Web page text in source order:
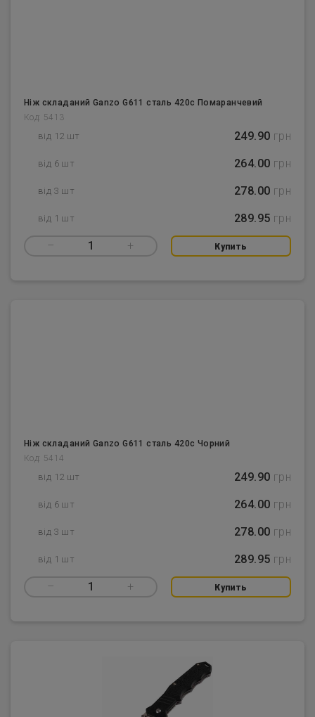
Ніж складаний Ganzo G611 сталь 420с Помаранчевий
Код: 5413
від 12 шт 249.90 грн
від 6 шт 264.00 грн
від 3 шт 278.00 грн
від 1 шт 289.95 грн
– 1 + Купить
Ніж складаний Ganzo G611 сталь 420с Чорний
Код: 5414
від 12 шт 249.90 грн
від 6 шт 264.00 грн
від 3 шт 278.00 грн
від 1 шт 289.95 грн
– 1 + Купить